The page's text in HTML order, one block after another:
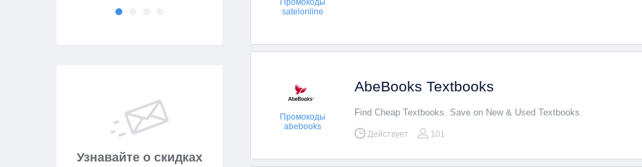
Узнавайте о скидках
Промокоды
satelonline
Промокоды
abebooks
AbeBooks Textbooks
Find Cheap Textbooks. Save on New & Used Textbooks.
Действует 101